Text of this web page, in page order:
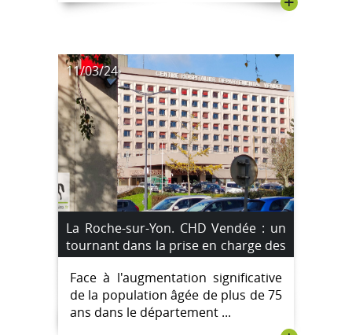
11/03/24
La Roche-sur-Yon. CHD Vendée : un
tournant dans la prise en charge des
plus de 75 ans
Face à l'augmentation significative
de la population âgée de plus de 75
ans dans le département ...